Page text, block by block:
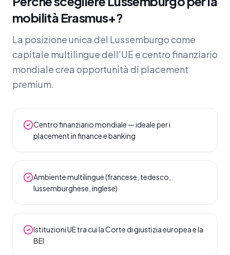
mobilità Erasmus+?
La posizione unica del Lussemburgo come
capitale multilingue dell'UE e centro finanziario
mondiale crea opportunità di placement
premium.
Centro finanziario mondiale — ideale per i
placement in finance e banking
Ambiente multilingue (francese, tedesco,
lussemburghese, inglese)
Istituzioni UE tra cui la Corte di giustizia europea e la
BEI